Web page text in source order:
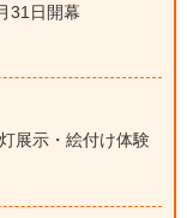
31日開幕
展示・絵付け体験